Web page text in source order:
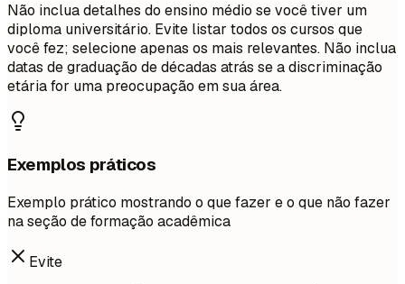
Não inclua detalhes do ensino médio se você tiver um
diploma universitário. Evite listar todos os cursos que
você fez; selecione apenas os mais relevantes. Não inclua
datas de graduação de décadas atrás se a discriminação
etária for uma preocupação em sua área.
Exemplos práticos
Exemplo prático mostrando o que fazer e o que não fazer
na seção de formação acadêmica
Evite